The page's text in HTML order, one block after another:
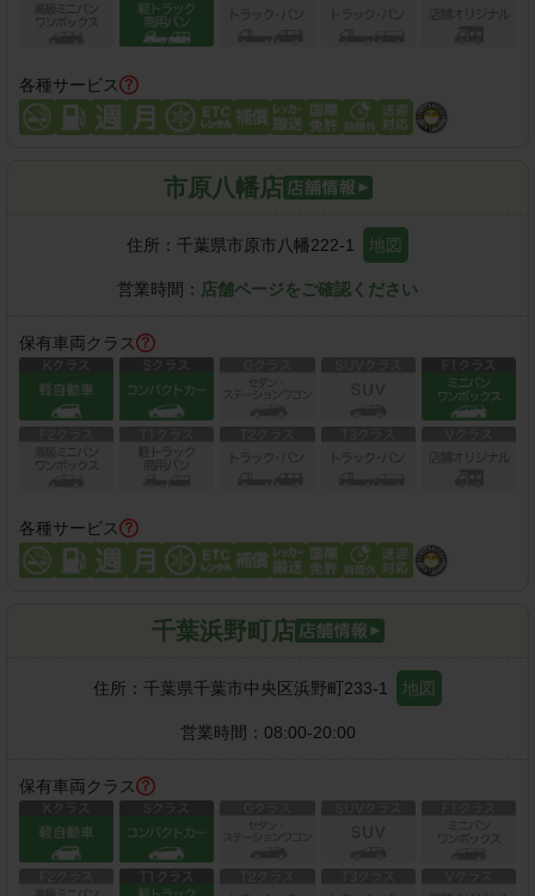
各種サービス
市原八幡店
住所： 千葉県市原市八幡222-1 地図
営業時間： 店舗ページをご確認ください
保有車両クラス
各種サービス
千葉浜野町店
住所： 千葉県千葉市中央区浜野町233-1 地図
営業時間： 08:00-20:00
保有車両クラス